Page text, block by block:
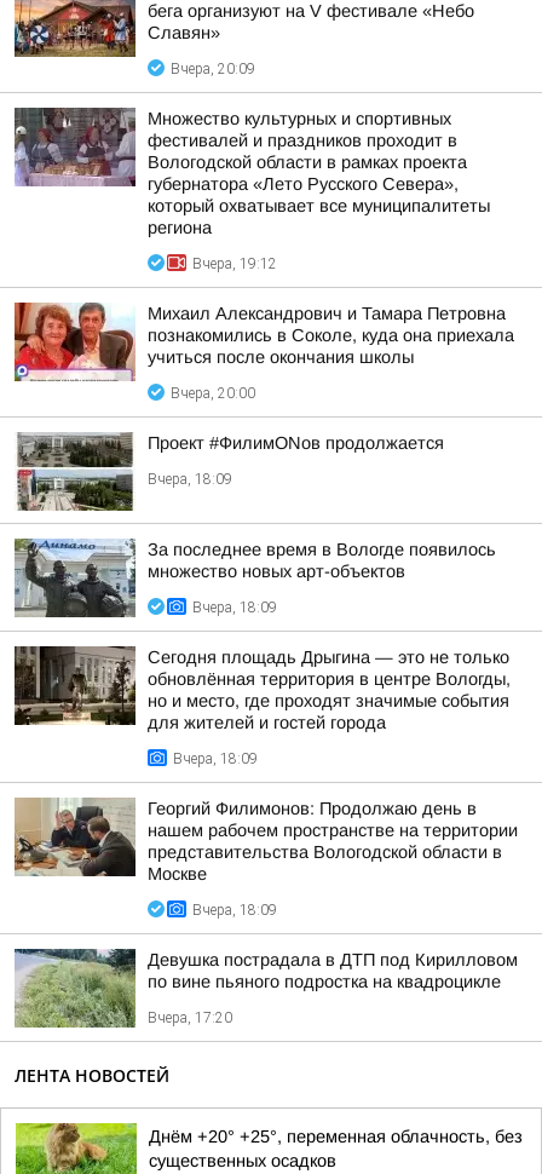
бега организуют на V фестивале «Небо
Славян»
Вчера, 20:09
Множество культурных и спортивных
фестивалей и праздников проходит в
Вологодской области в рамках проекта
губернатора «Лето Русского Севера»,
который охватывает все муниципалитеты
региона
Вчера, 19:12
Михаил Александрович и Тамара Петровна
познакомились в Соколе, куда она приехала
учиться после окончания школы
Вчера, 20:00
Проект #ФилимONов продолжается
Вчера, 18:09
За последнее время в Вологде появилось
множество новых арт-объектов
Вчера, 18:09
Сегодня площадь Дрыгина — это не только
обновлённая территория в центре Вологды,
но и место, где проходят значимые события
для жителей и гостей города
Вчера, 18:09
Георгий Филимонов: Продолжаю день в
нашем рабочем пространстве на территории
представительства Вологодской области в
Москве
Вчера, 18:09
Девушка пострадала в ДТП под Кирилловом
по вине пьяного подростка на квадроцикле
Вчера, 17:20
ЛЕНТА НОВОСТЕЙ
Днём +20° +25°, переменная облачность, без
существенных осадков